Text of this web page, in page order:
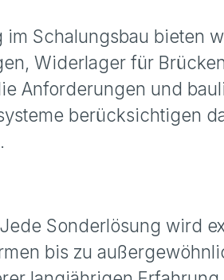
Schalungsbau bieten
Widerlager für
Anforderungen und
berücksichtigen
Sonderlösung wird
bis zu